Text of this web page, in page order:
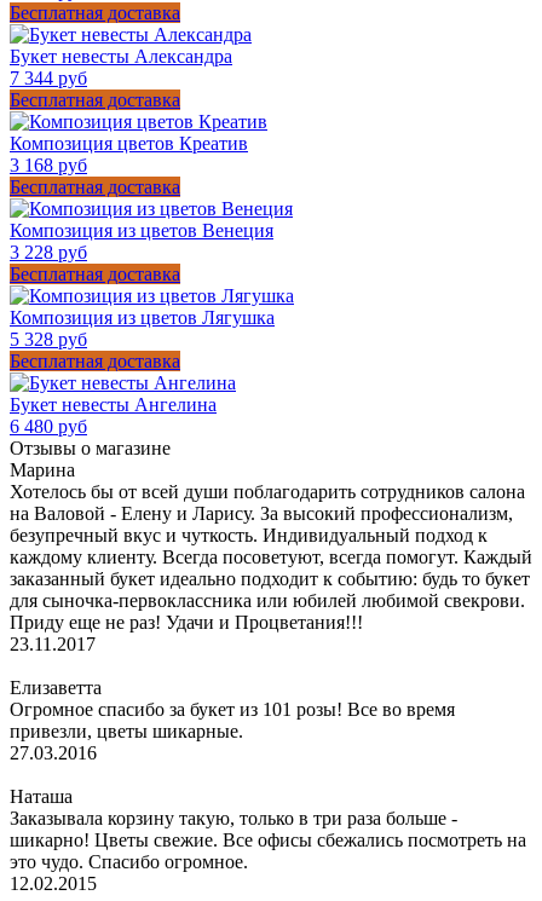
Бесплатная доставка
Букет невесты Александра
7 344 руб
Бесплатная доставка
Композиция цветов Креатив
3 168 руб
Бесплатная доставка
Композиция из цветов Венеция
3 228 руб
Бесплатная доставка
Композиция из цветов Лягушка
5 328 руб
Бесплатная доставка
Букет невесты Ангелина
6 480 руб
Отзывы о магазине
Марина
Хотелось бы от всей души поблагодарить сотрудников салона
на Валовой - Елену и Ларису. За высокий профессионализм,
безупречный вкус и чуткость. Индивидуальный подход к
каждому клиенту. Всегда посоветуют, всегда помогут. Каждый
заказанный букет идеально подходит к событию: будь то букет
для сыночка-первоклассника или юбилей любимой свекрови.
Приду еще не раз! Удачи и Процветания!!!
23.11.2017
Елизаветта
Огромное спасибо за букет из 101 розы! Все во время
привезли, цветы шикарные.
27.03.2016
Наташа
Заказывала корзину такую, только в три раза больше -
шикарно! Цветы свежие. Все офисы сбежались посмотреть на
это чудо. Спасибо огромное.
12.02.2015